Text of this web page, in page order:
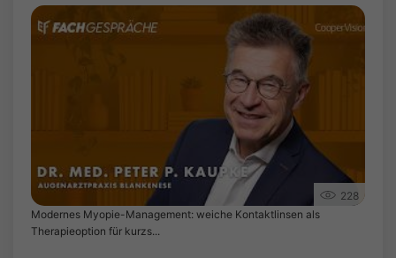
228
Modernes Myopie-Management: weiche Kontaktlinsen als
Therapieoption für kurzs...